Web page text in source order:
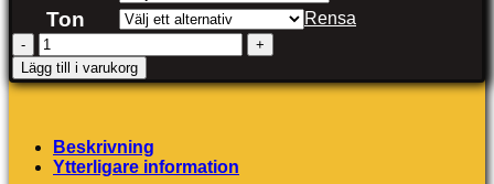
Ton
Rensa
Renault
Clio
Grand
mängd
Lägg till i varukorg
Beskrivning
Ytterligare information